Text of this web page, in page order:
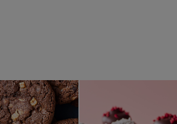
Cookies med kola & choklad